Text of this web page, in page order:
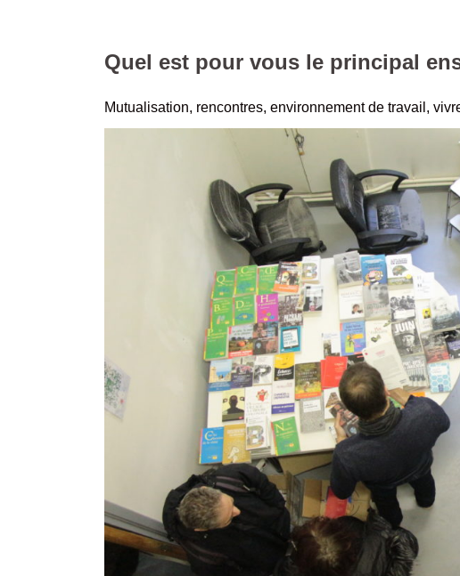
Quel est pour vous le principal
Mutualisation, rencontres, environnement de travail,